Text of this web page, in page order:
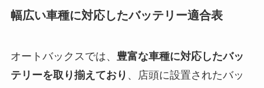
幅広い車種に対応したバッテリー適合表
オートバックスでは、 豊富な車種に対応したバッ
テリーを取り揃えており 、店頭に設置されたバッ